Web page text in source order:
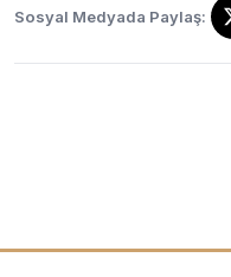
Sosyal Medyada Paylaş:
Bağlantı kopyalandı!